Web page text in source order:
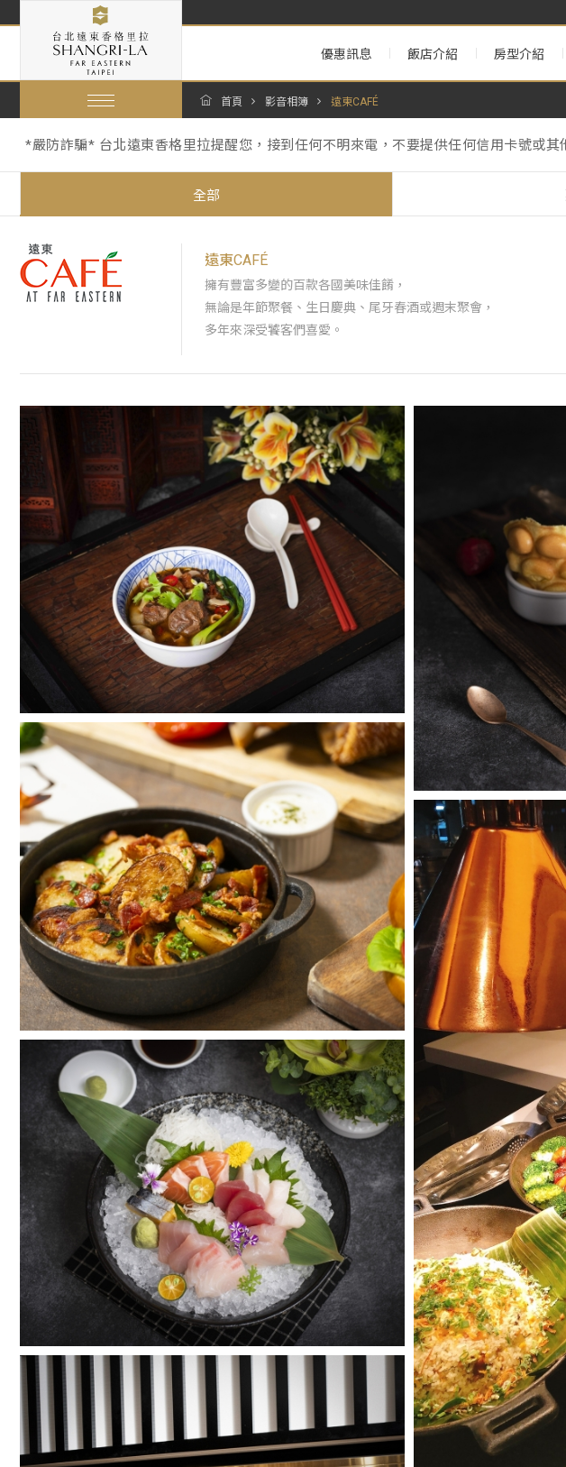
優惠訊息 飯店介紹 房型介紹
首頁 影音相簿 遠東CAFÉ
【暑假期間泳池營運與年度維修調整通知 Summer Pool Operations & Annual
*嚴防詐騙* 台北遠東香格里拉提醒您，接到任何不明來電，不要提供任何信用卡號或
【暑假期間泳池營運與年度維修調整通知 Summer Pool Operations & Annual
全部
遠東CAFÉ
擁有豐富多變的百款各國美味佳餚，
無論是年節聚餐、生日慶典、尾牙春酒或週末聚會，
多年來深受饕客們喜愛。